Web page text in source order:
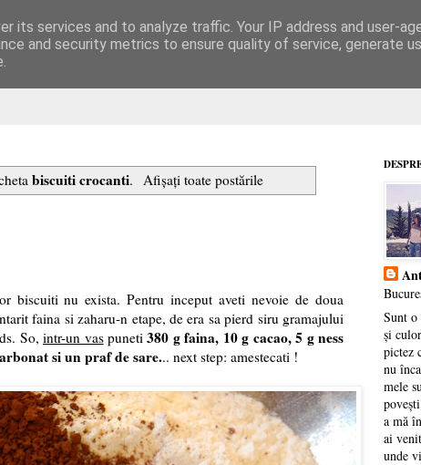
biscuiti crocanti. Afișați toate postările
biscuiti nu exista. Pentru inceput aveti nevoie de doua
faina si zaharu-n etape, de era sa pierd siru gramajului
So,intr-un vaspuneti380 g faina, 10 g cacao, 5 g ness
si un praf de sare... next step: amestecati !
Sunt
și
pictez
nu
mele
a mă
ai
unde
its services and to analyze traffic. Your IP address and user-
and security metrics to ensure quality of service, generate